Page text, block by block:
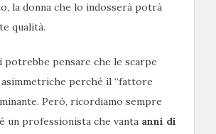
la donna che lo indosserà potrà
qualità.
potrebbe pensare che le scarpe
perché il “fattore
Però, ricordiamo sempre
un professionista che vanta anni di